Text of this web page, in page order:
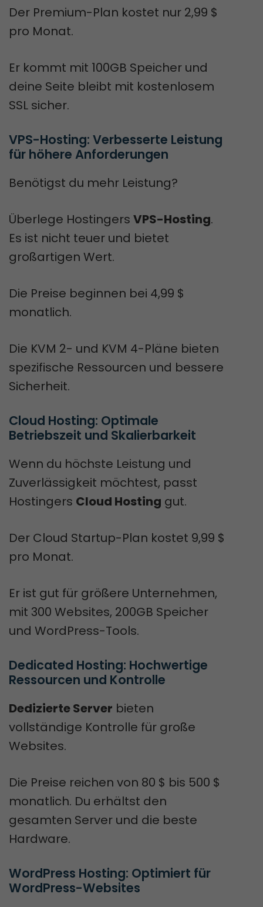
Der Premium-Plan kostet nur 2,99 $
pro Monat.
Er kommt mit 100GB Speicher und
deine Seite bleibt mit kostenlosem
SSL sicher.
VPS-Hosting: Verbesserte Leistung
für höhere Anforderungen
Benötigst du mehr Leistung?
Überlege Hostingers VPS-Hosting.
Es ist nicht teuer und bietet
großartigen Wert.
Die Preise beginnen bei 4,99 $
monatlich.
Die KVM 2- und KVM 4-Pläne bieten
spezifische Ressourcen und bessere
Sicherheit.
Cloud Hosting: Optimale
Betriebszeit und Skalierbarkeit
Wenn du höchste Leistung und
Zuverlässigkeit möchtest, passt
Hostingers Cloud Hosting gut.
Der Cloud Startup-Plan kostet 9,99 $
pro Monat.
Er ist gut für größere Unternehmen,
mit 300 Websites, 200GB Speicher
und WordPress-Tools.
Dedicated Hosting: Hochwertige
Ressourcen und Kontrolle
Dedizierte Server bieten
vollständige Kontrolle für große
Websites.
Die Preise reichen von 80 $ bis 500 $
monatlich. Du erhältst den
gesamten Server und die beste
Hardware.
WordPress Hosting: Optimiert für
WordPress-Websites